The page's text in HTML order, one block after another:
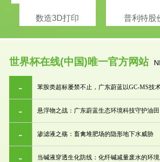
数造3D打印 普利特股
世界杯在线(中国)唯一官方网站
苯胺类超标屡禁不止，广东蔚蓝以GC-MS技
悬浮物之战：广东蔚蓝生态环境科技守护油田
渗滤液之殇：畜禽堆肥场的隐形地下水威胁
当碱液穿透生化防线：化纤碱减量废水的环境